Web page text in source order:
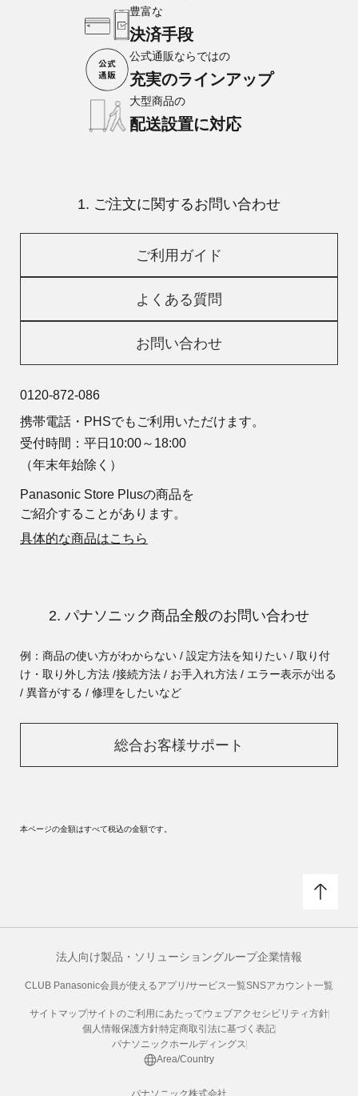
豊富な
決済手段
公式通販ならではの
充実のラインアップ
大型商品の
配送設置に対応
1. ご注文に関するお問い合わせ
ご利用ガイド
よくある質問
お問い合わせ
0120-872-086
携帯電話・PHSでもご利用いただけます。
受付時間：平日10:00～18:00
（年末年始除く）
Panasonic Store Plusの商品を
ご紹介することがあります。
具体的な商品はこちら
2. パナソニック商品全般のお問い合わせ
例：商品の使い方がわからない / 設定方法を知りたい / 取り付
け・取り外し方法 /接続方法 / お手入れ方法 / エラー表示が出る
/ 異音がする / 修理をしたいなど
総合お客様サポート
本ページの金額はすべて税込の金額です。
法人向け製品・ソリューショングループ企業情報
CLUB Panasonic会員が使えるアプリ/サービス一覧SNSアカウント一覧
サイトマップサイトのご利用にあたって ウェブアクセシビリティ方針
個人情報保護方針特定商取引法に基づく表記
パナソニックホールディングス
Area/Country
パナソニック株式会社